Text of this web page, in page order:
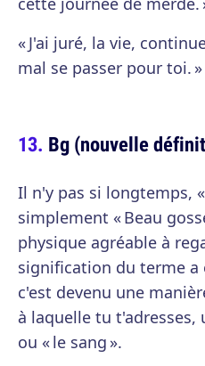
« J'ai juré, la vie,
mal se passer pour toi. »
Bg (nouvelle
Il n'y pas si longtemps,
simplement « Beau
physique agréable à
signification du terme a
c'est devenu une
à laquelle tu t'adresses,
ou « le sang ».